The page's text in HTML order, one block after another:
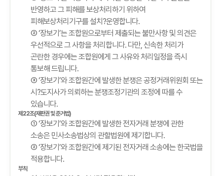
반영하고 그 피해를 보상처리하기 위하여
피해보상처리기구를 설치?운영합니다.
② ‘장보기’는 조합원으로부터 제출되는 불만사항 및 의견은
우선적으로 그 사항을 처리합니다. 다만, 신속한 처리가
곤란한 경우에는 조합원에게 그 사유와 처리일정을 즉시
통보해 드립니다.
③ ‘장보기’와 조합원간에 발생한 분쟁은 공정거래위원회 또는
시?도지사가 의뢰하는 분쟁조정기관의 조정에 따를 수
있습니다.
제22조(재판권 및 준거법)
① ‘장보기’와 조합원간에 발생한 전자거래 분쟁에 관한
소송은 민사소송법상의 관할법원에 제기합니다.
② ‘장보기’와 조합원간에 제기된 전자거래 소송에는 한국법을
적용합니다.
부칙